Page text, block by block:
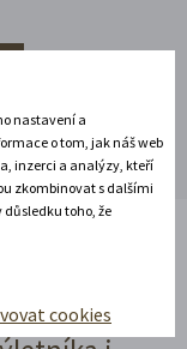
nastavení a
o tom, jak náš web
inzerci a analýzy, kteří
zkombinovat s dalšími
toho, že
cookies